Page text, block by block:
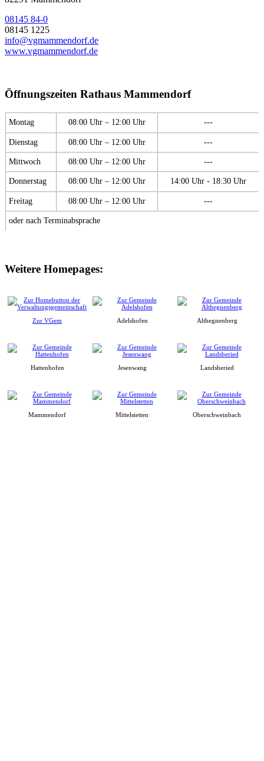
08145 84-0
08145 1225
info@vgmammendorf.de
www.vgmammendorf.de
Öffnungszeiten Rathaus Mammendorf
Montag 08:00 Uhr – 12:00 Uhr ---
Dienstag 08:00 Uhr – 12:00 Uhr ---
Mittwoch 08:00 Uhr – 12:00 Uhr ---
Donnerstag 08:00 Uhr – 12:00 Uhr 14:00 Uhr - 18:30 Uhr
Freitag 08:00 Uhr – 12:00 Uhr ---
oder nach Terminabsprache
Weitere Homepages:
Zur VGem Adelshofen Althegnenberg
Hattenhofen Jesenwang Landsberied
Mammendorf Mittelstetten Oberschweinbach